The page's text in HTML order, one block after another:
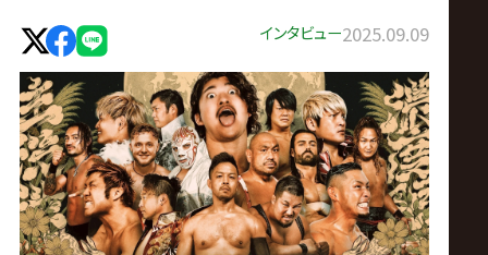
ロ
レ
ス
リ
インタビュー2025.09.09